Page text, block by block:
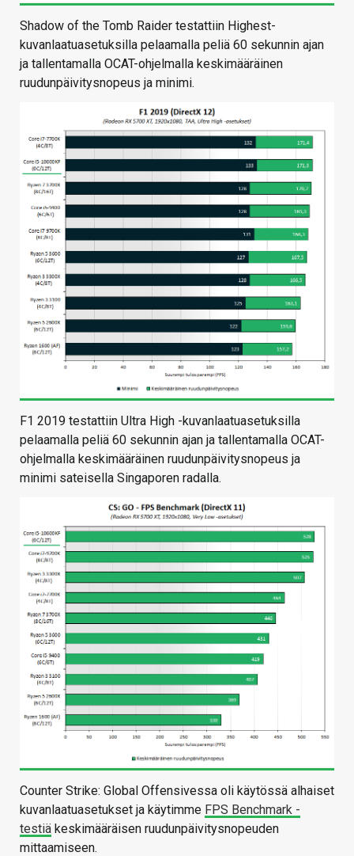
Shadow of the Tomb Raider testattiin Highest-
kuvanlaatuasetuksilla pelaamalla peliä 60 sekunnin ajan
ja tallentamalla OCAT-ohjelmalla keskimääräinen
ruudunpäivitysnopeus ja minimi.
F1 2019 testattiin Ultra High -kuvanlaatuasetuksilla
pelaamalla peliä 60 sekunnin ajan ja tallentamalla OCAT-
ohjelmalla keskimääräinen ruudunpäivitysnopeus ja
minimi sateisella Singaporen radalla.
Counter Strike: Global Offensivessa oli käytössä alhaiset
kuvanlaatuasetukset ja käytimme FPS Benchmark -
testiä keskimääräisen ruudunpäivitysnopeuden
mittaamiseen.